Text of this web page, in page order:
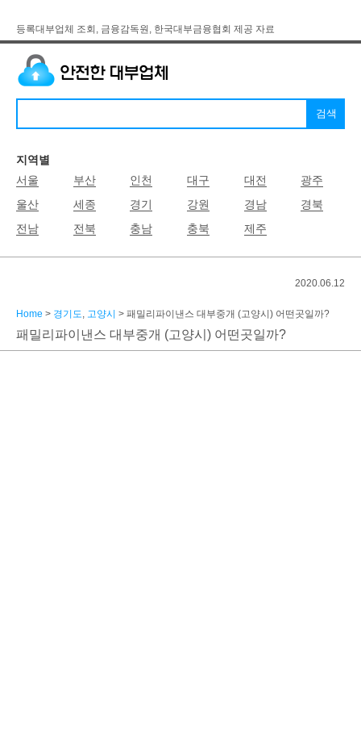
등록대부업체 조회, 금융감독원, 한국대부금융협회 제공 자료
지역별
서울
부산 인천 대구 대전
광주
울산
세종 경기 강원 경남
경북
전남
전북 충남 충북 제주
2020.06.12
Home > 경기도, 고양시 > 패밀리파이낸스 대부중개 (고양시) 어떤곳일까?
패밀리파이낸스 대부중개 (고양시) 어떤곳일까?